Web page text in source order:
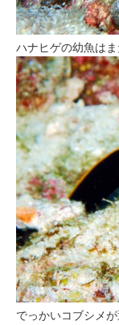
ハナヒゲの幼魚はま
でっかいコブシメ